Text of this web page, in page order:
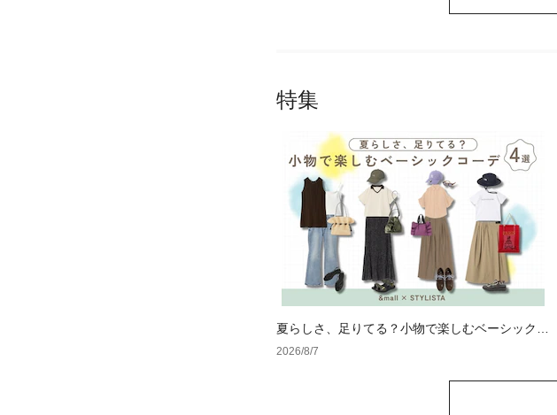
特集
夏らしさ、足りてる？小物で楽しむベーシックコ
ーデ4選
2026/8/7